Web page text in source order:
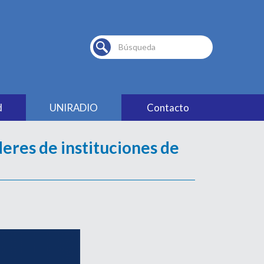
Buscar...
UNIRADIO Contacto
de instituciones de